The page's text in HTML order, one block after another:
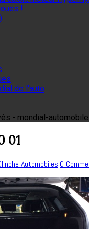
!
de l'auto
- mondial-
01
Automobiles·0